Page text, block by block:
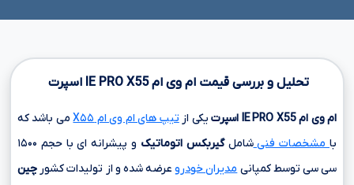
تحلیل و بررسی قیمت ام وی امX55
PRO
IE اسپرت
ام وی امX55
PRO
IE اسپرتیکی از تیپ های ام وی ام X۵۵
می باشد که
بامشخصات فنیشاملگیربکس اتوماتیک و پیشرانه ای با حجم ۱۵۰۰
سی سی توسط کمپانی مدیران خودروعرضه شده و از تولیدات کشور چین